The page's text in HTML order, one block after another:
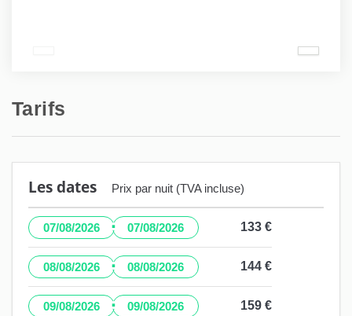
Tarifs
Les dates Prix par nuit (TVA incluse)
07/08/2026 · 07/08/2026 133 €
08/08/2026 · 08/08/2026 144 €
09/08/2026 · 09/08/2026 159 €